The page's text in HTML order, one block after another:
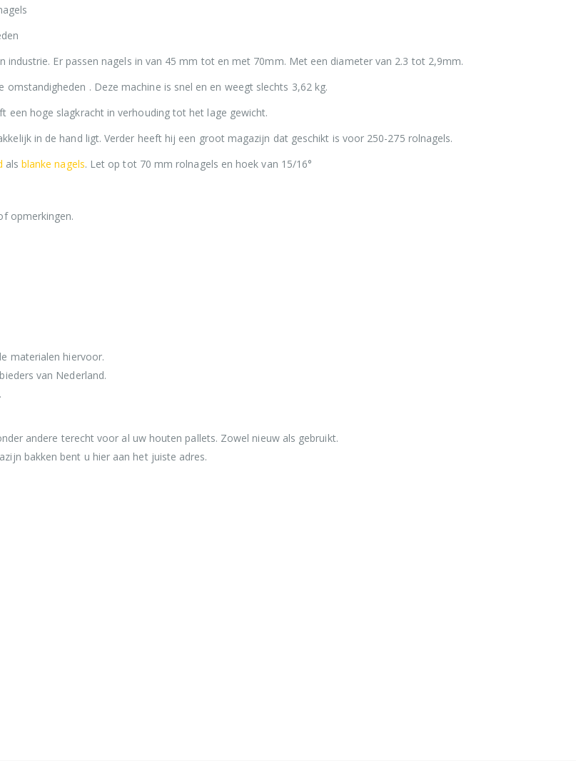
Er passen nagels in van 45 mm tot en met 70mm. Met een diameter van 2.3 tot 2,9mm.
. Deze machine is snel en en weegt slechts 3,62 kg.
een hoge slagkracht in verhouding tot het lage gewicht.
in de hand ligt. Verder heeft hij een groot magazijn dat geschikt is voor 250-275 rolnagels.
als blanke nagels. Let op tot 70 mm rolnagels en hoek van 15/16°
opmerkingen.
materialen hiervoor.
van Nederland.
andere terecht voor al uw houten pallets. Zowel nieuw als gebruikt.
bakken bent u hier aan het juiste adres.